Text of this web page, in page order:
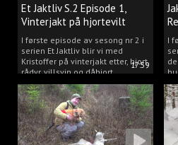
17:59
Et Jaktliv S.2 Episode 1,
Vinterjakt på hjortevilt
I første episode av sesong nr 2 i
serien Et Jaktliv blir vi med
Kristoffer på vinterjakt etter, hjort,
rådyr, villsvin og dåhjort.
I